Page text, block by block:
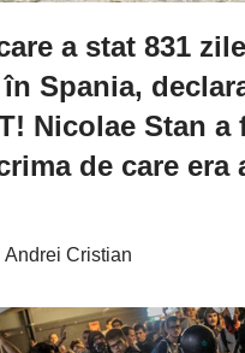
a stat 831
Spania,
Nicolae Stan a
de care era
Andrei Cristian